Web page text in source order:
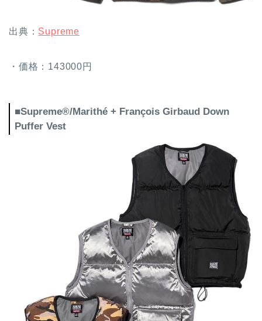
出典： Supreme
・価格：143000円
■Supreme®/Marithé + François Girbaud Down
Puffer Vest